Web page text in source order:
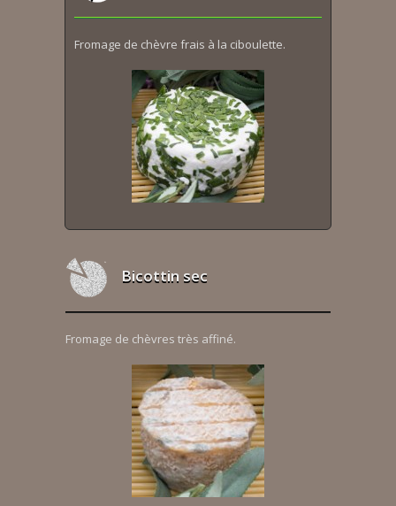
Fromage de chèvre frais à la ciboulette.
Bicottin sec
Fromage de chèvres très affiné.